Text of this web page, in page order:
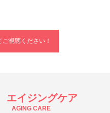
視聴ください！
エイジングケア
AGING CARE